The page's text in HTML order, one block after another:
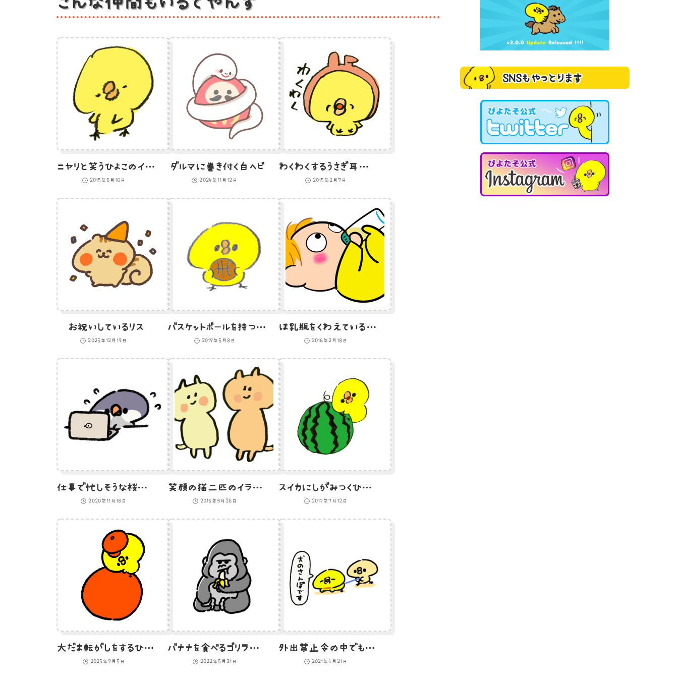
ニヤリと笑うひよこのイラスト
2015年6月16日
ダルマに巻き付く白ヘビ
2024年11月12日
わくわくするうさぎ耳のひよこのイラスト
2015年2月7日
お祝いしているリス
2025年12月19日
バスケットボールを持つひよこのイラスト
2019年5月8日
ほ乳瓶をくわえている赤ちゃんのイラスト
2016年2月18日
仕事で忙しそうな桜文鳥のイラスト
2020年11月18日
笑顔の猫二匹のイラスト
2015年3月26日
スイカにしがみつくひよこのイラスト
2017年7月12日
大だま転がしをするひよこ
2025年9月5日
バナナを食べるゴリラのイラスト
2022年5月31日
外出禁止令の中でも家を出る方法をあみ出したひよこのイラスト
2021年4月21日
SNSもやっとります